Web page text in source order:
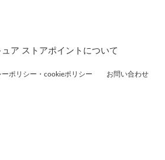
ュア ストアポイントについて
ーポリシー・cookieポリシー お問い合わせ